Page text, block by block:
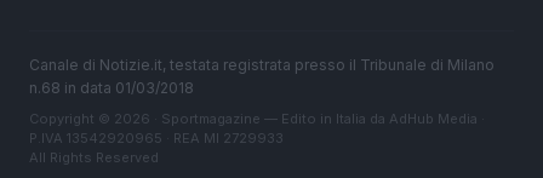
Canale di Notizie.it, testata registrata presso il Tribunale di Milano
n.68 in data 01/03/2018
Copyright © 2026 · Sportmagazine — Edito in Italia da AdHub Media
P.IVA 13542920965 · REA MI 2729933
All Rights Reserved